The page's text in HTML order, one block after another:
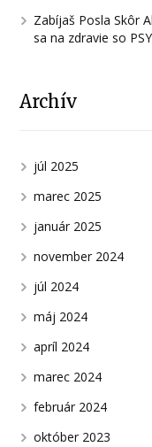
Zabíjaš Posla Skôr
sa na zdravie so
Archív
júl 2025
marec 2025
január 2025
november 2024
júl 2024
máj 2024
apríl 2024
marec 2024
február 2024
október 2023